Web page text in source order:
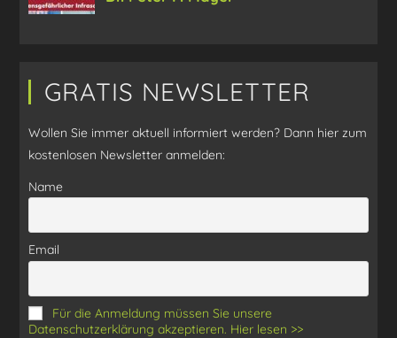
GRATIS NEWSLETTER
Wollen Sie immer aktuell informiert werden? Dann hier zum
kostenlosen Newsletter anmelden:
Name
Email
Für die Anmeldung müssen Sie unsere
Datenschutzerklärung akzeptieren. Hier lesen >>